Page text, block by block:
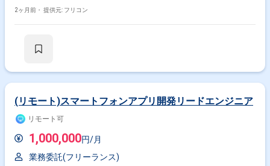
2ヶ月前・ 提供元: フリコン
(リモート)スマートフォンアプリ開発リードエンジニア
リモート可
1,000,000円/月
業務委託(フリーランス)